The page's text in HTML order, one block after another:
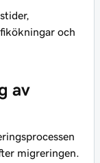
och
av
migreringen.